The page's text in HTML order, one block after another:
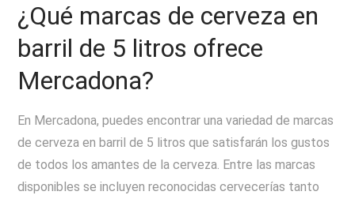
¿Qué marcas de cerveza en
barril de 5 litros ofrece
Mercadona?
En Mercadona, puedes encontrar una variedad de marcas
de cerveza en barril de 5 litros que satisfarán los gustos
de todos los amantes de la cerveza. Entre las marcas
disponibles se incluyen reconocidas cervecerías tanto